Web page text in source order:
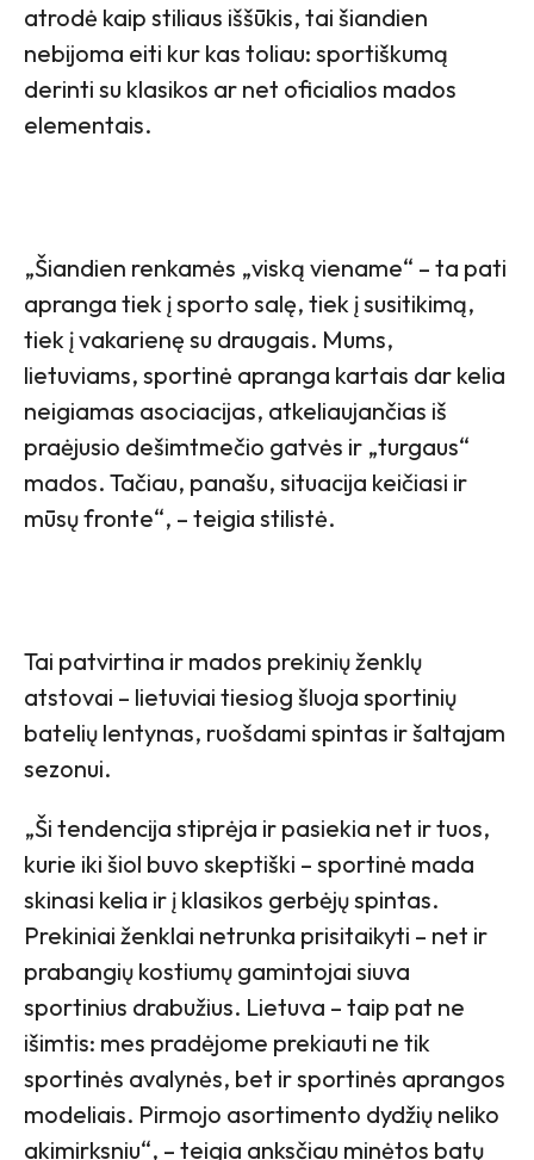
atrodė kaip stiliaus iššūkis, tai šiandien
nebijoma eiti kur kas toliau: sportiškumą
derinti su klasikos ar net oficialios mados
elementais.
„Šiandien renkamės „viską viename“ – ta pati
apranga tiek į sporto salę, tiek į susitikimą,
tiek į vakarienę su draugais. Mums,
lietuviams, sportinė apranga kartais dar kelia
neigiamas asociacijas, atkeliaujančias iš
praėjusio dešimtmečio gatvės ir „turgaus“
mados. Tačiau, panašu, situacija keičiasi ir
mūsų fronte“, – teigia stilistė.
Tai patvirtina ir mados prekinių ženklų
atstovai – lietuviai tiesiog šluoja sportinių
batelių lentynas, ruošdami spintas ir šaltajam
sezonui.
„Ši tendencija stiprėja ir pasiekia net ir tuos,
kurie iki šiol buvo skeptiški – sportinė mada
skinasi kelia ir į klasikos gerbėjų spintas.
Prekiniai ženklai netrunka prisitaikyti – net ir
prabangių kostiumų gamintojai siuva
sportinius drabužius. Lietuva – taip pat ne
išimtis: mes pradėjome prekiauti ne tik
sportinės avalynės, bet ir sportinės aprangos
modeliais. Pirmojo asortimento dydžių neliko
akimirksniu“, – teigia anksčiau minėtos batų